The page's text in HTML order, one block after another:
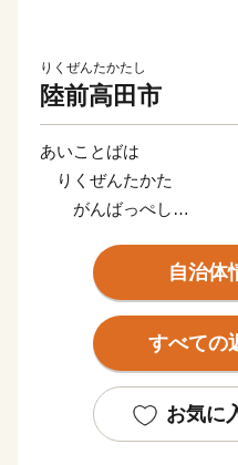
りくぜんたかたし
陸前高田市
あいことばは
りくぜんたかた
がんばっぺし
うみの向こうまで
岩手県陸前高田市は2011
被害を受けましたが、
備は終了いたしました。
全国各地から陸前高田市
自治体
すべての
お気に